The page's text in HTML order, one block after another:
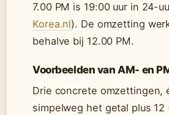
7.00 PM is 19:00 uur in 24-
Korea.nl). De omzetting
behalve bij 12.00 PM.
Voorbeelden van AM- en
Drie concrete omzettingen,
simpelweg het getal plus